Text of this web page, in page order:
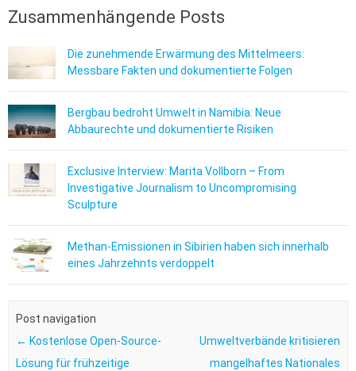
Zusammenhängende Posts
Die zunehmende Erwärmung des Mittelmeers:
Messbare Fakten und dokumentierte Folgen
Bergbau bedroht Umwelt in Namibia: Neue
Abbaurechte und dokumentierte Risiken
Exclusive Interview: Marita Vollborn – From
Investigative Journalism to Uncompromising
Sculpture
Methan-Emissionen in Sibirien haben sich innerhalb
eines Jahrzehnts verdoppelt
Post navigation
← Kostenlose Open-Source-
Lösung für frühzeitige
Umweltverbände kritisieren
mangelhaftes Nationales